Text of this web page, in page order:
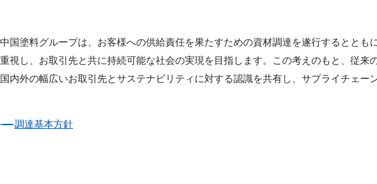
中国塗料グループは、お客様への供給責任を果たすための資材調達を遂行するとと
重視し、お取引先と共に持続可能な社会の実現を目指します。この考えのもと、従
国内外の幅広いお取引先とサステナビリティに対する認識を共有し、サプライチェー
調達基本方針